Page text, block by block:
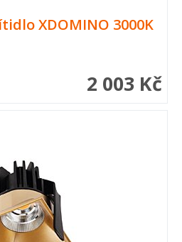
XDOMINO 3000K
2 003 Kč